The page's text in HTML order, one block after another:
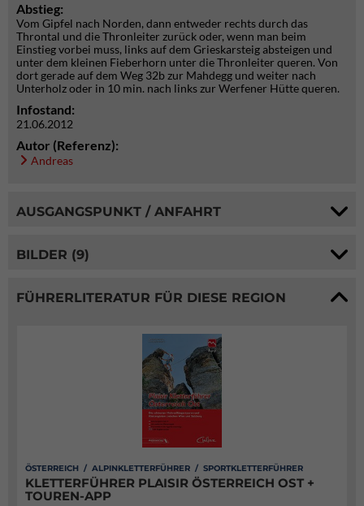
Abstieg:
Vom Gipfel nach Norden, dann entweder rechts durch das
Throntal und die Thronleiter zurück oder, wenn man beim
Einstieg vorbei muss, links auf dem Grieskarsteig absteigen und
unter dem kleinen Fieberhorn unter die Thronleiter queren. Von
dort gerade auf dem Weg 32b zur Mahdegg und weiter nach
Unterholz oder in 10 min. nach links zur Werfener Hütte queren.
Infostand:
21.06.2012
Autor (Referenz):
Andreas
AUSGANGSPUNKT / ANFAHRT
BILDER (9)
FÜHRERLITERATUR FÜR DIESE REGION
ÖSTERREICH / ALPINKLETTERFÜHRER / SPORTKLETTERFÜHRER
KLETTERFÜHRER PLAISIR ÖSTERREICH OST +
TOUREN-APP